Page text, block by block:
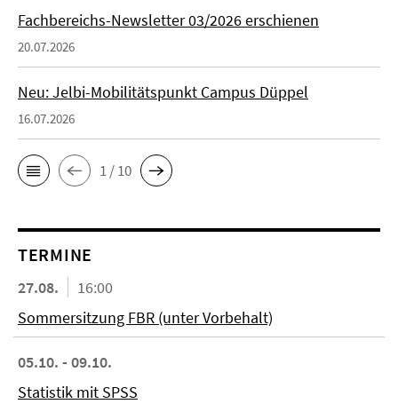
Fachbereichs-Newsletter 03/2026 erschienen
20.07.2026
Neu: Jelbi-Mobilitätspunkt Campus Düppel
16.07.2026
1 / 10
TERMINE
27.08.
16:00
Sommersitzung FBR (unter Vorbehalt)
05.10. - 09.10.
Statistik mit SPSS